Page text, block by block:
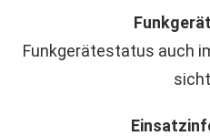
Funkgerätestatus auch